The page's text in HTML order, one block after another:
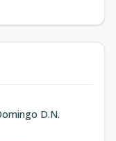
D.N.